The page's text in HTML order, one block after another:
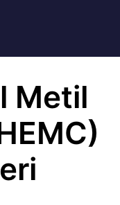
Metil